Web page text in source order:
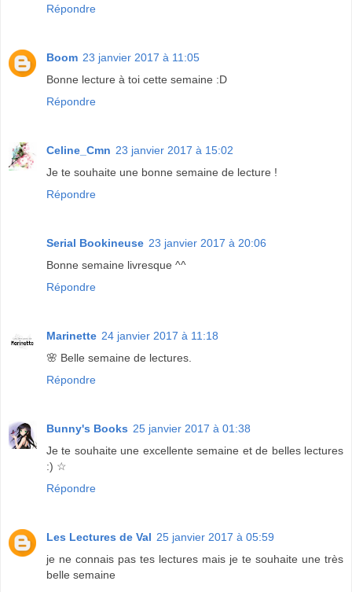
Répondre
Boom 23 janvier 2017 à 11:05
Bonne lecture à toi cette semaine :D
Répondre
Celine_Cmn 23 janvier 2017 à 15:02
Je te souhaite une bonne semaine de lecture !
Répondre
Serial Bookineuse 23 janvier 2017 à 20:06
Bonne semaine livresque ^^
Répondre
Marinette 24 janvier 2017 à 11:18
🌸 Belle semaine de lectures.
Répondre
Bunny's Books 25 janvier 2017 à 01:38
Je te souhaite une excellente semaine et de belles lectures
:) ☆
Répondre
Les Lectures de Val 25 janvier 2017 à 05:59
je ne connais pas tes lectures mais je te souhaite une très
belle semaine